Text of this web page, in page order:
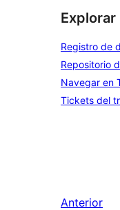
Registro de
Repositorio
Navegar en
Tickets del
Anterior